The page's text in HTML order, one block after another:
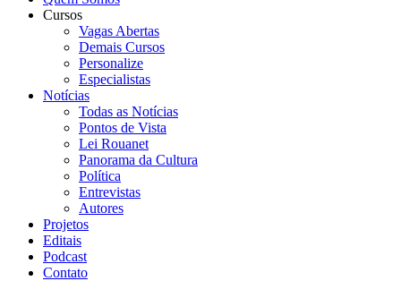
Cursos
Vagas Abertas
Demais Cursos
Personalize
Especialistas
Notícias
Todas as Notícias
Pontos de Vista
Lei Rouanet
Panorama da Cultura
Política
Entrevistas
Autores
Projetos
Editais
Podcast
Contato